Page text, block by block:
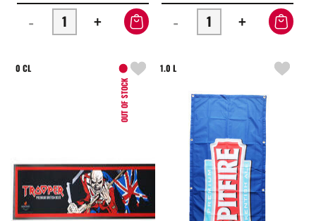
-
+
-
+
0 CL
OUT OF STOCK
1.0 L